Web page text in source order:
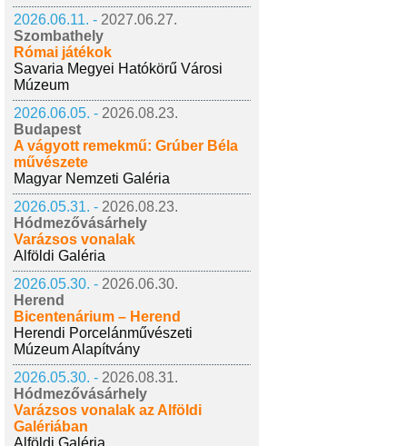
2026.06.11. - 2027.06.27.
Szombathely
Római játékok
Savaria Megyei Hatókörű Városi
Múzeum
2026.06.05. - 2026.08.23.
Budapest
A vágyott remekmű: Grúber Béla
művészete
Magyar Nemzeti Galéria
2026.05.31. - 2026.08.23.
Hódmezővásárhely
Varázsos vonalak
Alföldi Galéria
2026.05.30. - 2026.06.30.
Herend
Bicentenárium – Herend
Herendi Porcelánművészeti
Múzeum Alapítvány
2026.05.30. - 2026.08.31.
Hódmezővásárhely
Varázsos vonalak az Alföldi
Galériában
Alföldi Galéria